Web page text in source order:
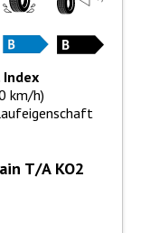
T/A KO2
Index
km/h)